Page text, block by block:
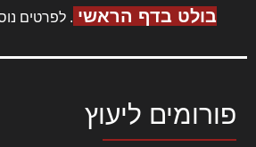
בולט בדף הראשי . לפרטים
פורומים ליעוץ